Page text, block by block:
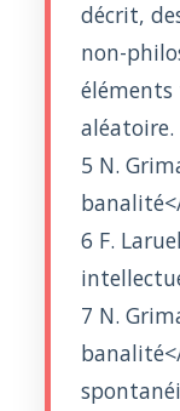
décrit,
non-
éléments
aléatoire.
5 N.
6 F.
7 N.